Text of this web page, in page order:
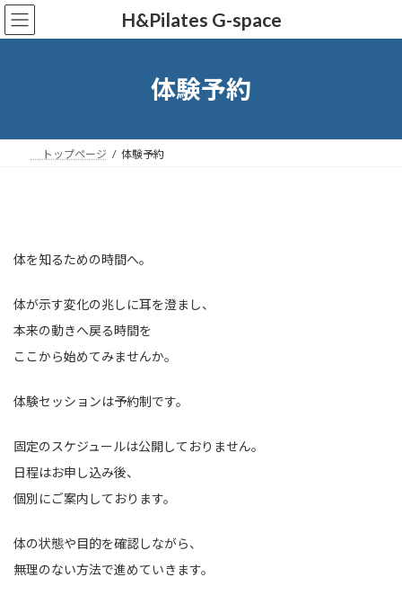
コ
ン
ナ
ビ
H&Pilates G-space
体験予約
トップページ 体験予約
体を知るための時間へ。
体が示す変化の兆しに耳を澄まし、
本来の動きへ戻る時間を
ここから始めてみませんか。
体験セッションは予約制です。
固定のスケジュールは公開しておりません。
日程はお申し込み後、
個別にご案内しております。
体の状態や目的を確認しながら、
無理のない方法で進めていきます。